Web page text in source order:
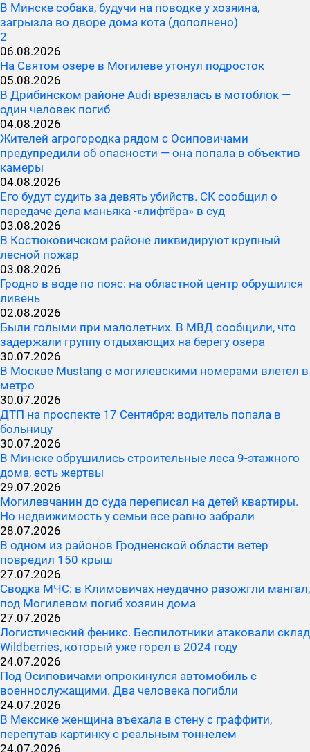
В Минске собака, будучи на поводке у хозяина,
загрызла во дворе дома кота (дополнено)
2
06.08.2026
На Святом озере в Могилеве утонул подросток
05.08.2026
В Дрибинском районе Audi врезалась в мотоблок —
один человек погиб
04.08.2026
Жителей агрогородка рядом с Осиповичами
предупредили об опасности — она попала в объектив
камеры
04.08.2026
Его будут судить за девять убийств. СК сообщил о
передаче дела маньяка -«лифтёра» в суд
03.08.2026
В Костюковичском районе ликвидируют крупный
лесной пожар
03.08.2026
Гродно в воде по пояс: на областной центр обрушился
ливень
02.08.2026
Были голыми при малолетних. В МВД сообщили, что
задержали группу отдыхающих на берегу озера
30.07.2026
В Москве Mustang с могилевскими номерами влетел в
метро
30.07.2026
ДТП на проспекте 17 Сентября: водитель попала в
больницу
30.07.2026
В Минске обрушились строительные леса 9-этажного
дома, есть жертвы
29.07.2026
Могилевчанин до суда переписал на детей квартиры.
Но недвижимость у семьи все равно забрали
28.07.2026
В одном из районов Гродненской области ветер
повредил 150 крыш
27.07.2026
Сводка МЧС: в Климовичах неудачно разожгли мангал,
под Могилевом погиб хозяин дома
27.07.2026
Логистический феникс. Беспилотники атаковали склад
Wildberries, который уже горел в 2024 году
24.07.2026
Под Осиповичами опрокинулся автомобиль с
военнослужащими. Два человека погибли
24.07.2026
В Мексике женщина въехала в стену с граффити,
перепутав картинку с реальным тоннелем
24.07.2026